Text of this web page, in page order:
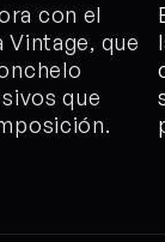
con el
que
que